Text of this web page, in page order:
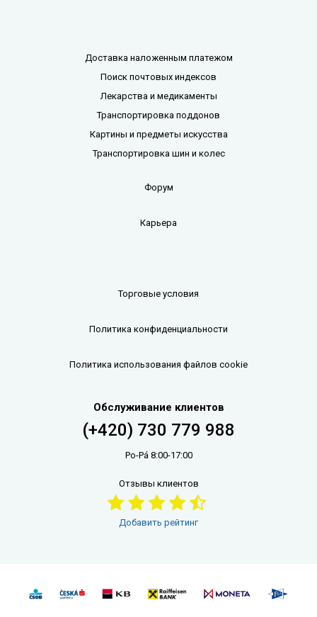
Доставка наложенным платежом
Поиск почтовых индексов
Лекарства и медикаменты
Транспортировка поддонов
Картины и предметы искусства
Транспортировка шин и колес
Форум
Карьера
Торговые условия
Политика конфиденциальности
Политика использования файлов cookie
Обслуживание клиентов
(+420) 730 779 988
Po-Pá 8:00-17:00
Отзывы клиентов
Добавить рейтинг